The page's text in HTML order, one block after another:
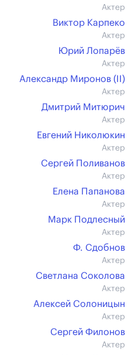
Актер
Виктор Карпеко
Актер
Юрий Лопарёв
Актер
Александр Миронов (II)
Актер
Дмитрий Митюрич
Актер
Евгений Николюкин
Актер
Сергей Поливанов
Актер
Елена Папанова
Актер
Марк Подлесный
Актер
Ф. Сдобнов
Актер
Светлана Соколова
Актер
Алексей Солоницын
Актер
Сергей Филонов
Актер